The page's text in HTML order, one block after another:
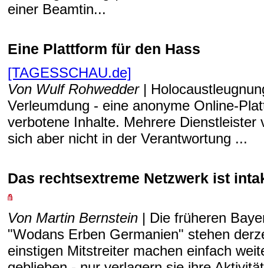
einer Beamtin...
Eine Plattform für den Hass
[TAGESSCHAU.de]
Von Wulf Rohwedder|
Verleumdung - eine anonyme Online-
verbotene Inhalte. Mehrere Dienstleister
sich aber nicht in der Verantwortung ...
Das rechtsextreme Netzwerk ist
Von Martin Bernstein | Die früheren
"Wodans Erben Germanien" stehen
einstigen Mitstreiter machen einfach